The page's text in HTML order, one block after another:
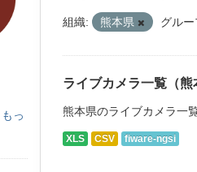
組織: 熊本県 グルー
ライブカメラ一覧（熊
熊本県のライブカメラ一
XLS CSV fiware-ngsi
もっ